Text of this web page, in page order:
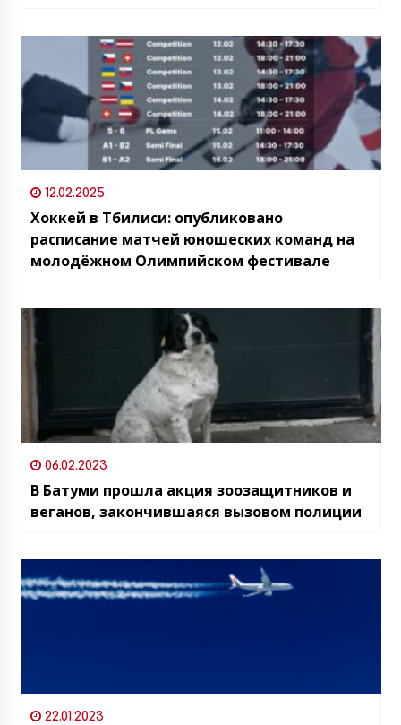
12.02.2025
Хоккей в Тбилиси: опубликовано
расписание матчей юношеских команд на
молодёжном Олимпийском фестивале
06.02.2023
В Батуми прошла акция зоозащитников и
веганов, закончившаяся вызовом полиции
22.01.2023